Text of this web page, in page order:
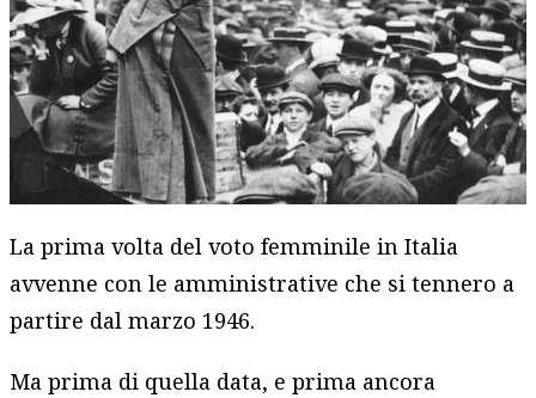
La prima volta del voto femminile in Italia
avvenne con le amministrative che si tennero a
partire dal marzo 1946.
Ma prima di quella data, e prima ancora